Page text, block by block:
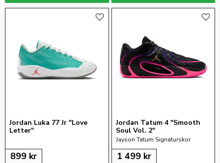
Jordan Luka 77 Jr "Love
Letter"
899 kr
Lägg till i favoriter
Jordan Tatum 4 "Smooth
Soul Vol. 2"
Jayson Tatum Signaturskor
1 499kr